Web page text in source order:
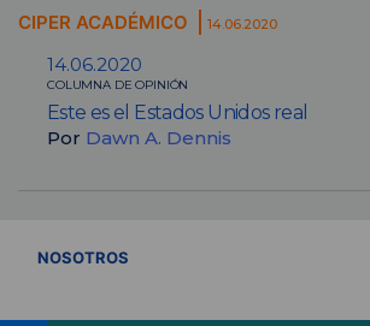
CIPER ACADÉMICO 14.06.2020
14.06.2020
COLUMNA DE OPINIÓN
Este es el Estados Unidos real
Por Dawn A. Dennis
NOSOTROS